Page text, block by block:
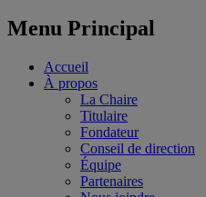
Menu Principal
Accueil
À propos
La Chaire
Titulaire
Fondateur
Conseil de direction
Équipe
Partenaires